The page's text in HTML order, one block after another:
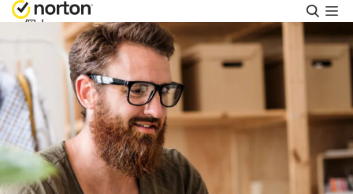
搜
尋
個人
Small Business
支援
免費試用